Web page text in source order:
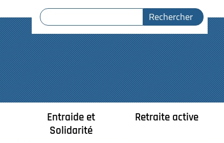
Entraide et
Solidarité
Retraite active